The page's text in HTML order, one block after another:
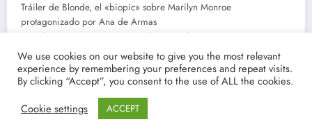
Tráiler de Blonde, el «biopic» sobre Marilyn Monroe
protagonizado por Ana de Armas
Ana de Armas se convierte en el icono rubio por antonomasia en
la película dirigida por Andrew Dominik para Netflix.
Después de una larga espera y de no pocas controversias, Blonde,
aterrizar en el catálogo de Netflix.
We use cookies on our website to give you the most relevant
experience by remembering your preferences and repeat visits.
By clicking “Accept”, you consent to the use of ALL the cookies.
Cookie settings
ACCEPT